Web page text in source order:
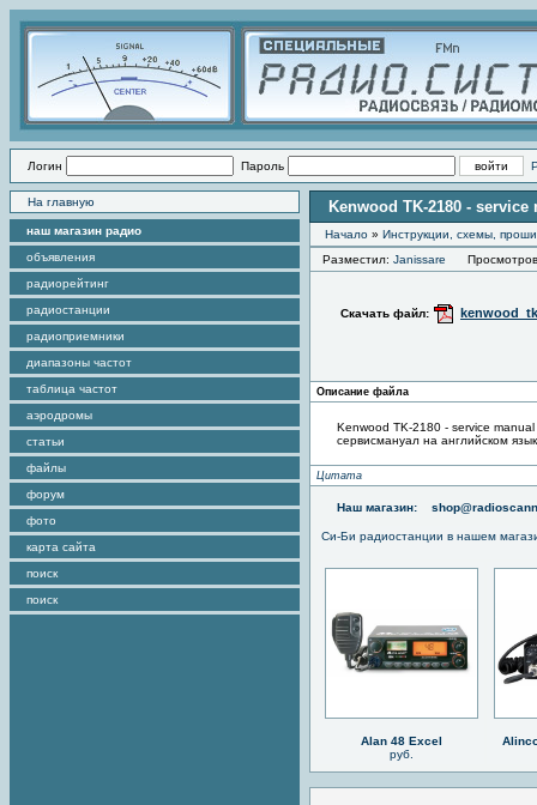
Логин Пароль
На главную
наш магазин радио
объявления
радиорейтинг
радиостанции
радиоприемники
диапазоны частот
таблица частот
аэродромы
статьи
файлы
форум
фото
карта сайта
поиск
поиск
Kenwood TK-2180 - service
Начало » Инструкции, схемы,
Разместил: Janissare Просмотров
Скачать файл:
Описание файла
Kenwood TK-2180 - service manual
сервисмануал на английском
Цитата
Наш магазин:
Си-Би радиостанции в нашем
Alan 48 Excel
руб.